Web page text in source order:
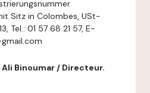
Sitz in Colombes, USt-
Tel.: 01 57 68 21 57, E-
Binoumar / Directeur.